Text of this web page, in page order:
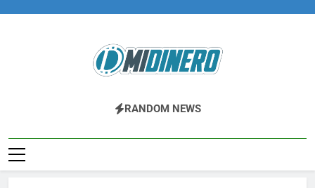
Midinero.co
Fintech, Criptomonedas
RANDOM NEWS